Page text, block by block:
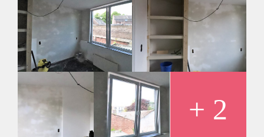
1e verdieping en is onderverdeeld in een woon/slaapkamer
(circa 16m2) en privé badkamer en toilet . De gezamenlijke
keuken is voorzien van een professionele afzuiginstallatie,
inbouw oven en 4-pits gasfornuis. In het verlengde van de
ruime keuken bevindt zich daarnaast nog een balkon.
Kenmerken
- inclusief gas, water, licht en internet
- gestoffeerd
- alleen geschikt voor studenten
+ 2